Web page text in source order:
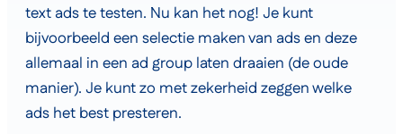
text ads te testen. Nu kan het nog! Je kunt
bijvoorbeeld een selectie maken van ads en deze
allemaal in een ad group laten draaien (de oude
manier). Je kunt zo met zekerheid zeggen welke
ads het best presteren.